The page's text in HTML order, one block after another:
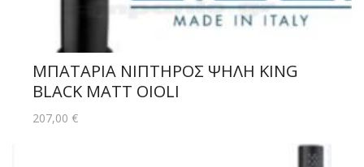
ΜΠΑΤΑΡΙΑ ΝΙΠΤΗΡΟΣ ΨΗΛΗ KING
BLACK MATT OIOLI
207,00 €